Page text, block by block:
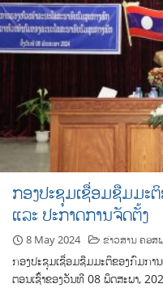
ກອງປະຊຸມເຊື່ອມຊືມມະ
ແລະ ປະກາດການຈັດຕັ້ງ
8 May 2024 ຂ່າວສານ ຄອສພ
ກອງປະຊຸມເຊື່ອມຊືມມະຕິຂອງກົມກ
ຕອນເຊົ້າຂອງວັນທີ 08 ພຶດສະພາ,